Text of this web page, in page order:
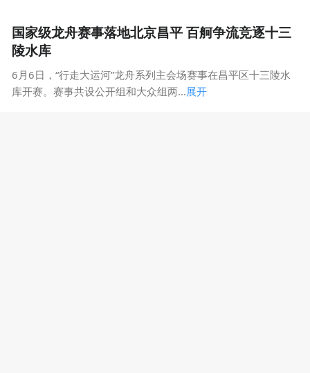
国家级龙舟赛事落地北京昌平 百舸争流竞逐十三
陵水库
6月6日，“行走大运河”龙舟系列主会场赛事在昌平区十三陵水
库开赛。赛事共设公开组和大众组两...展开